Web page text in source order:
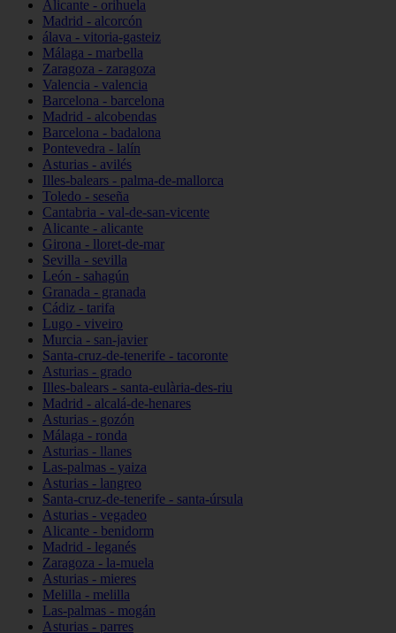
Alicante - orihuela
Madrid - alcorcón
álava - vitoria-gasteiz
Málaga - marbella
Zaragoza - zaragoza
Valencia - valencia
Barcelona - barcelona
Madrid - alcobendas
Barcelona - badalona
Pontevedra - lalín
Asturias - avilés
Illes-balears - palma-de-mallorca
Toledo - seseña
Cantabria - val-de-san-vicente
Alicante - alicante
Girona - lloret-de-mar
Sevilla - sevilla
León - sahagún
Granada - granada
Cádiz - tarifa
Lugo - viveiro
Murcia - san-javier
Santa-cruz-de-tenerife - tacoronte
Asturias - grado
Illes-balears - santa-eulària-des-riu
Madrid - alcalá-de-henares
Asturias - gozón
Málaga - ronda
Asturias - llanes
Las-palmas - yaiza
Asturias - langreo
Santa-cruz-de-tenerife - santa-úrsula
Asturias - vegadeo
Alicante - benidorm
Madrid - leganés
Zaragoza - la-muela
Asturias - mieres
Melilla - melilla
Las-palmas - mogán
Asturias - parres